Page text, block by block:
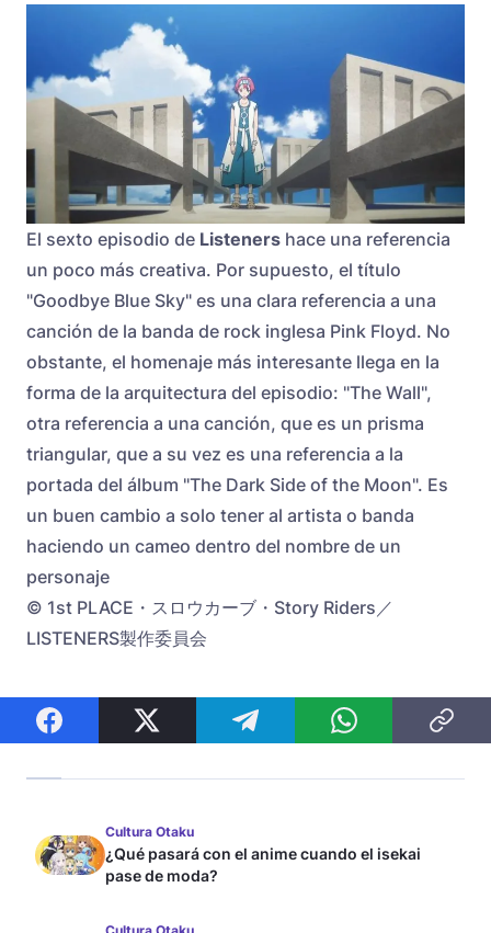
El sexto episodio de Listeners hace una referencia
un poco más creativa. Por supuesto, el título
"Goodbye Blue Sky" es una clara referencia a una
canción de la banda de rock inglesa Pink Floyd. No
obstante, el homenaje más interesante llega en la
forma de la arquitectura del episodio: "The Wall",
otra referencia a una canción, que es un prisma
triangular, que a su vez es una referencia a la
portada del álbum "The Dark Side of the Moon". Es
un buen cambio a solo tener al artista o banda
haciendo un cameo dentro del nombre de un
personaje
© 1st PLACE・スロウカーブ・Story Riders／
LISTENERS製作委員会
Cultura Otaku
¿Qué pasará con el anime cuando el isekai
pase de moda?